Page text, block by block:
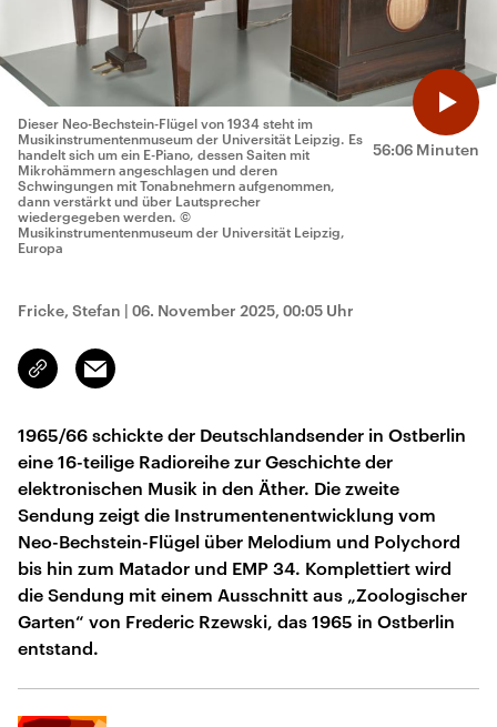
56:06 Minuten
Dieser Neo-Bechstein-Flügel von 1934 steht im
Musikinstrumentenmuseum der Universität Leipzig. Es
handelt sich um ein E-Piano, dessen Saiten mit
Mikrohämmern angeschlagen und deren
Schwingungen mit Tonabnehmern aufgenommen,
dann verstärkt und über Lautsprecher
wiedergegeben werden. ©
Musikinstrumentenmuseum der Universität Leipzig,
Europa
Fricke, Stefan | 06. November 2025, 00:05 Uhr
Link
kopieren/teilen
Email
1965/66 schickte der Deutschlandsender in Ostberlin
eine 16-teilige Radioreihe zur Geschichte der
elektronischen Musik in den Äther. Die zweite
Sendung zeigt die Instrumentenentwicklung vom
Neo-Bechstein-Flügel über Melodium und Polychord
bis hin zum Matador und EMP 34. Komplettiert wird
die Sendung mit einem Ausschnitt aus „Zoologischer
Garten“ von Frederic Rzewski, das 1965 in Ostberlin
entstand.